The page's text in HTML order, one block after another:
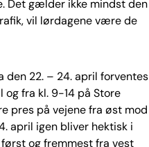
Det gælder ikke mindst den
vil lørdagene være de
den 22. – 24. april forventes
fra kl. 9-14 på Store
pres på vejene fra øst mod
april igen bliver hektisk i
og fremmest fra vest